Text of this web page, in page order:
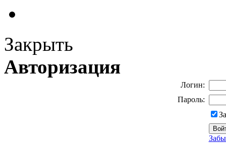
Закрыть
Авторизация
Логин:
Пароль: